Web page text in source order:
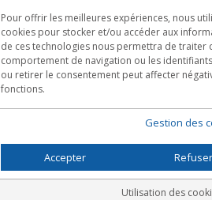
Informations
Lun.-Ven. 9h00 -
Livraison en
Pour offrir les meilleures expériences, nous
cookies pour stocker et/ou accéder aux
de ces technologies nous permettra de traiter
comportement de navigation ou les
ou retirer le consentement peut affecter
fonctions.
Gestion des
Accepter Refuser
Utilisation des